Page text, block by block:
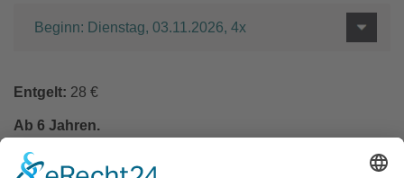
Beginn: Dienstag, 03.11.2026, 4x
Entgelt: 28 €
Ab 6 Jahren.